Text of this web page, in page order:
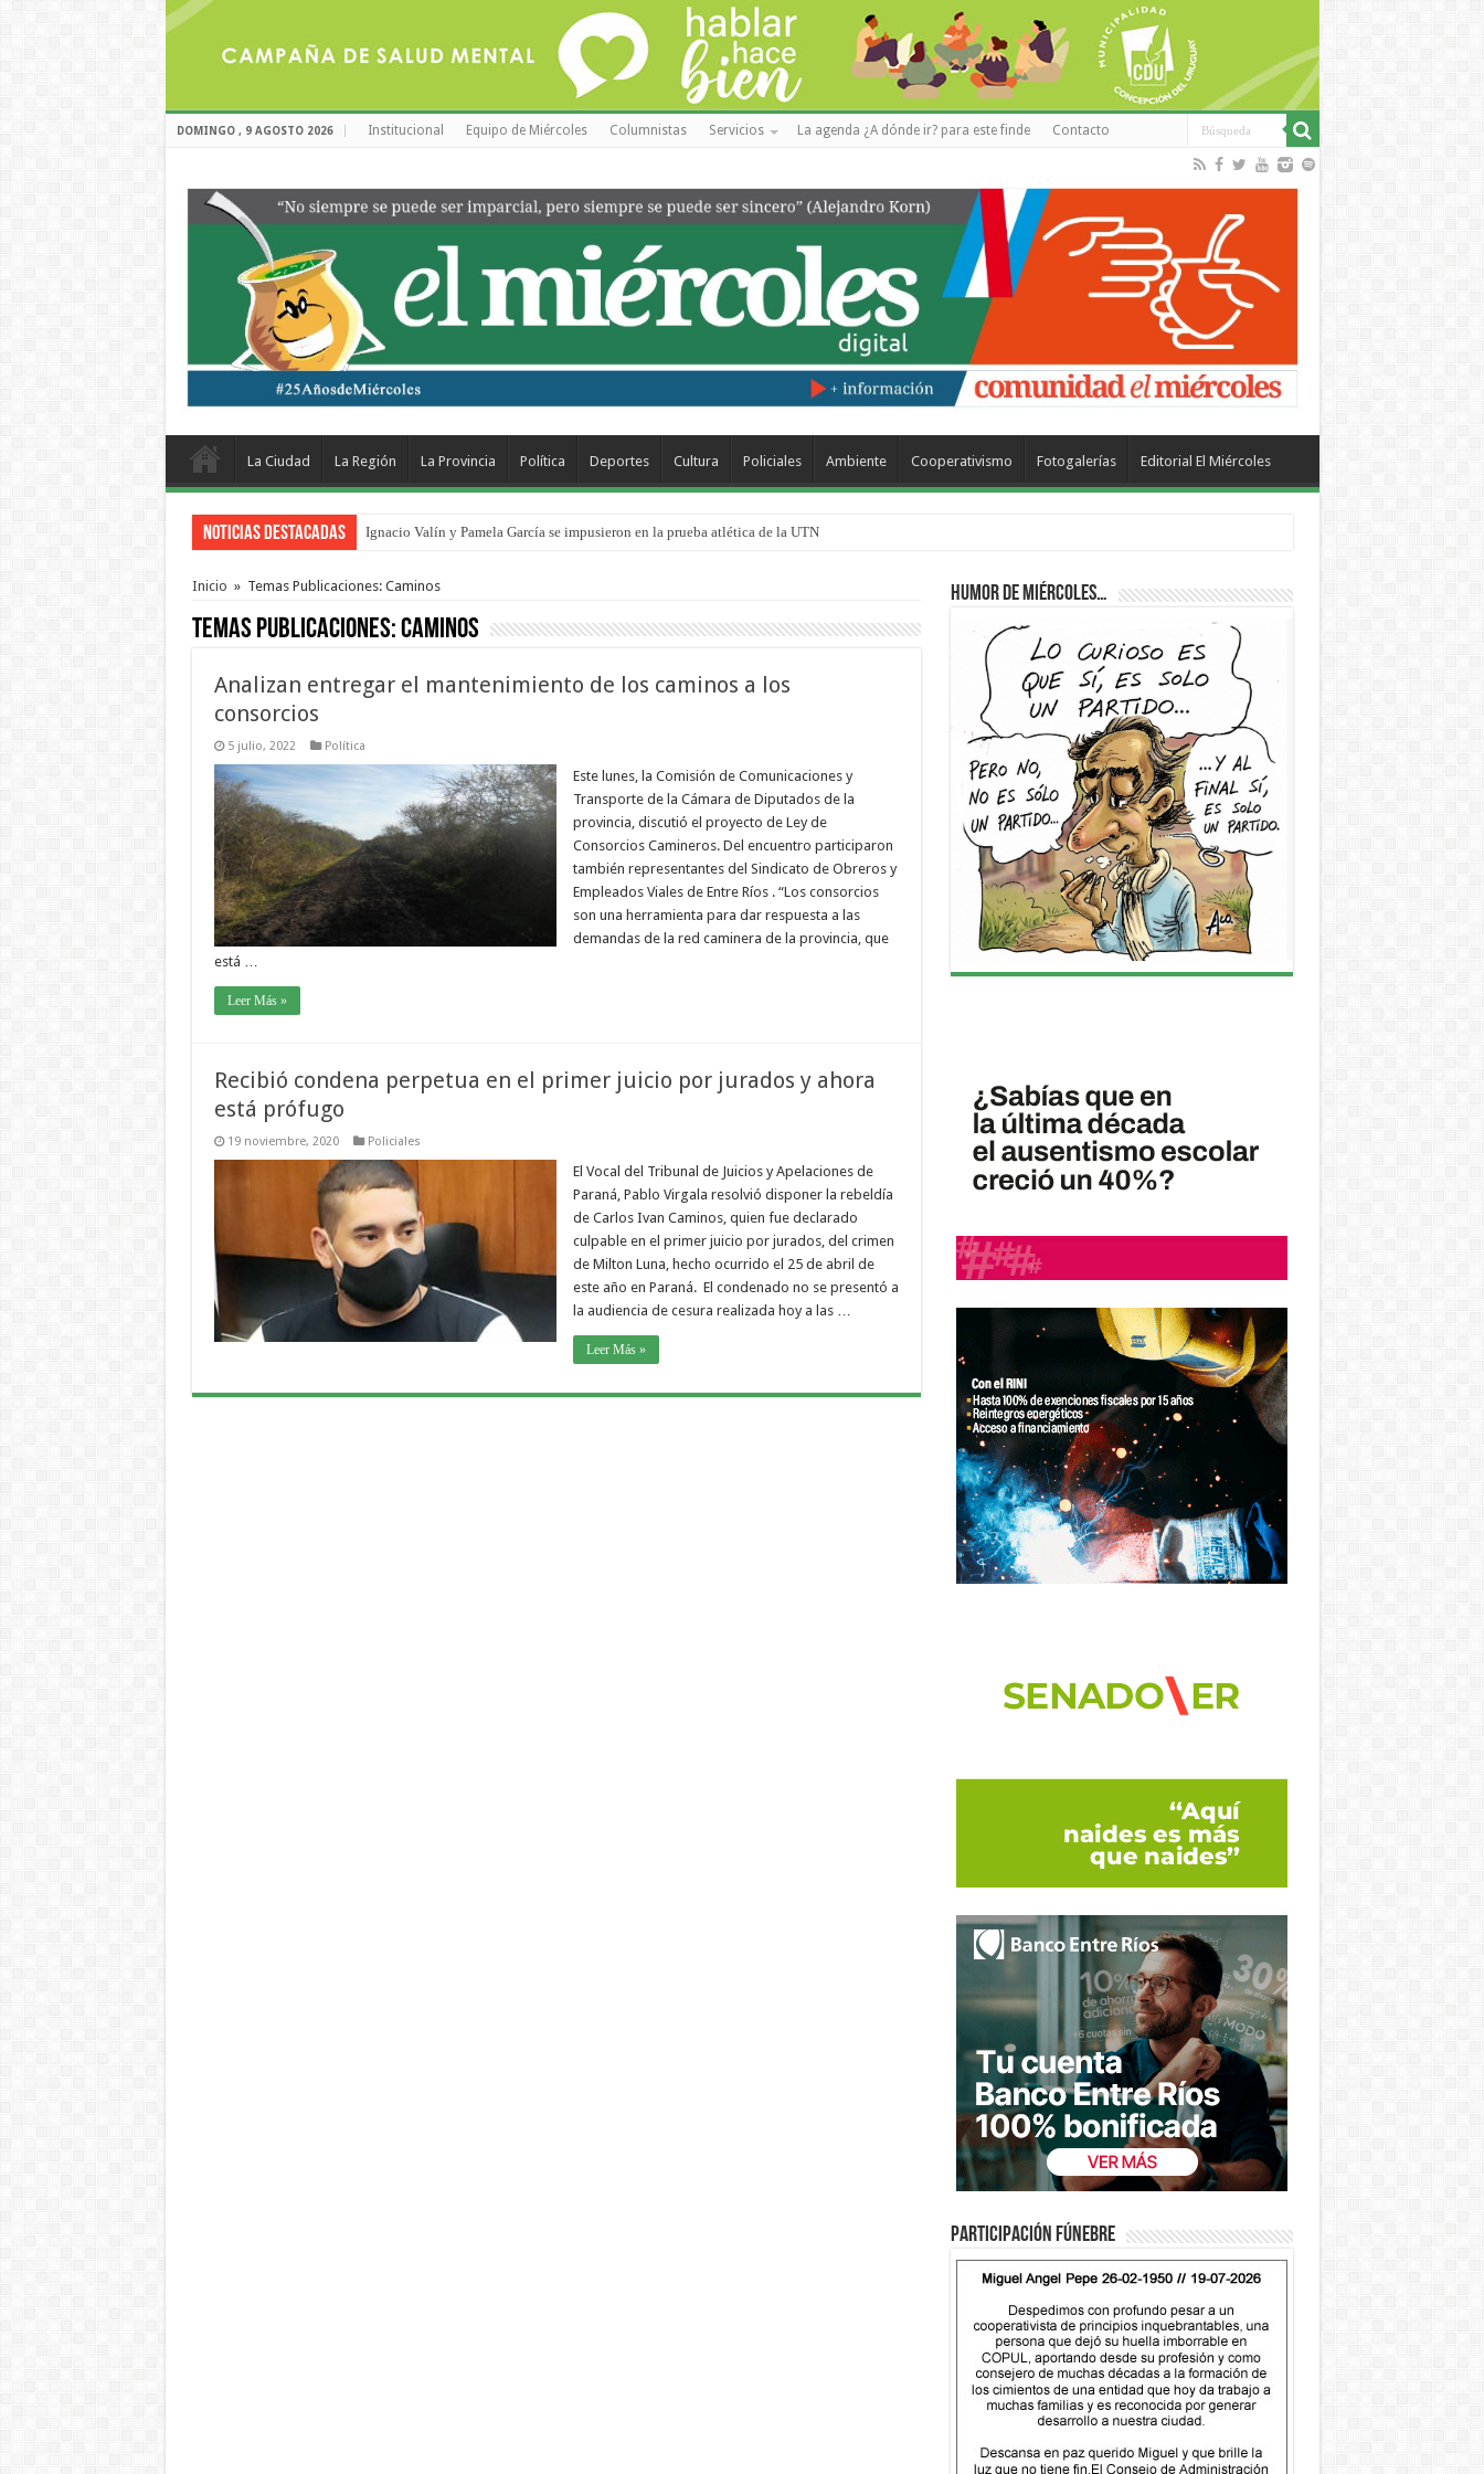
DOMINGO , 9 AGOSTO 2026 Institucional Equipo de Miércoles Columnistas Servicios La agenda ¿A dónde ir? para este finde Contacto
La Ciudad La Región La Provincia Política Deportes Cultura Policiales Ambiente Cooperativismo Fotogalerías Editorial El Miércoles
Noticias Destacadas Ignacio Valín y Pamela García se impusieron en la prueba atlética de la UTN
Traigo el litoral en mi canción: 100 años de Aníbal Sampayo
Inicio » Temas Publicaciones: Caminos
Temas Publicaciones:Caminos
Analizan entregar el mantenimiento de los caminos a los
consorcios
5 julio, 2022 Política
Este lunes, la Comisión de Comunicaciones y
Transporte de la Cámara de Diputados de la
provincia, discutió el proyecto de Ley de
Consorcios Camineros. Del encuentro participaron
también representantes del Sindicato de Obreros y
Empleados Viales de Entre Ríos . “Los consorcios
son una herramienta para dar respuesta a las
demandas de la red caminera de la provincia, que
está …
Leer Más »
Recibió condena perpetua en el primer juicio por jurados y ahora
está prófugo
19 noviembre, 2020 Policiales
El Vocal del Tribunal de Juicios y Apelaciones de
Paraná, Pablo Virgala resolvió disponer la rebeldía
de Carlos Ivan Caminos, quien fue declarado
culpable en el primer juicio por jurados, del crimen
de Milton Luna, hecho ocurrido el 25 de abril de
este año en Paraná. El condenado no se presentó a
la audiencia de cesura realizada hoy a las …
Leer Más »
Humor de Miércoles…
Participación fúnebre